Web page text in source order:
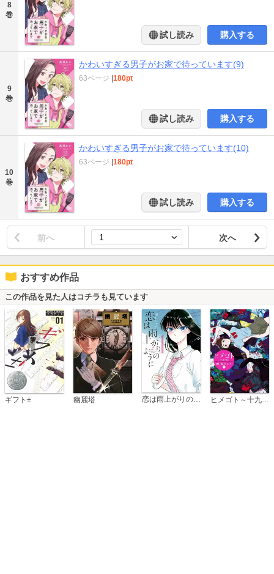
8
巻
試し読み 購入する
9
巻
かわいすぎる男子がお家で待っています(9)
63ページ 180pt
試し読み 購入する
10
巻
かわいすぎる男子がお家で待っています(10)
63ページ 180pt
試し読み 購入する
前へ 次へ
おすすめ作品
この作品を見た人はコチラも見ています
ギフト± 幽麗塔 恋は雨上がりのように